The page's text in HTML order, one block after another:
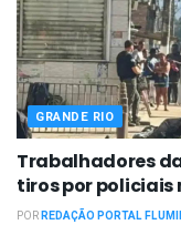
GRANDE RIO
Trabalhadores
tiros por policiais
PORREDAÇÃO PORTAL